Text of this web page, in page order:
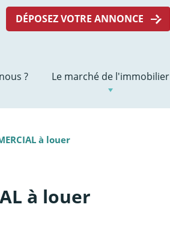
DÉPOSEZ VOTRE ANNONCE
? Le marché de l'immobilier
à louer
à louer